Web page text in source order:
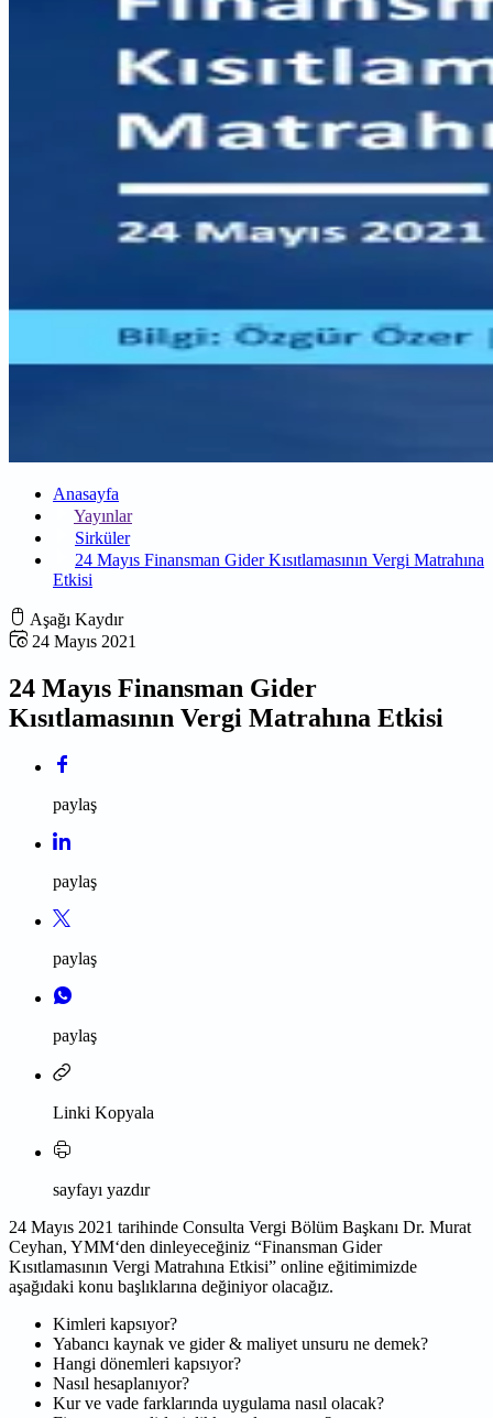
Anasayfa
Yayınlar
Sirküler
24 Mayıs Finansman Gider Kısıtlamasının Vergi Matrahına
Etkisi
Aşağı Kaydır
24 Mayıs 2021
24 Mayıs Finansman Gider
Kısıtlamasının Vergi Matrahına Etkisi
paylaş
paylaş
paylaş
paylaş
Linki Kopyala
sayfayı yazdır
24 Mayıs 2021 tarihinde Consulta Vergi Bölüm Başkanı Dr. Murat
Ceyhan, YMM‘den dinleyeceğiniz “Finansman Gider
Kısıtlamasının Vergi Matrahına Etkisi” online eğitimimizde
aşağıdaki konu başlıklarına değiniyor olacağız.
Kimleri kapsıyor?
Yabancı kaynak ve gider & maliyet unsuru ne demek?
Hangi dönemleri kapsıyor?
Nasıl hesaplanıyor?
Kur ve vade farklarında uygulama nasıl olacak?